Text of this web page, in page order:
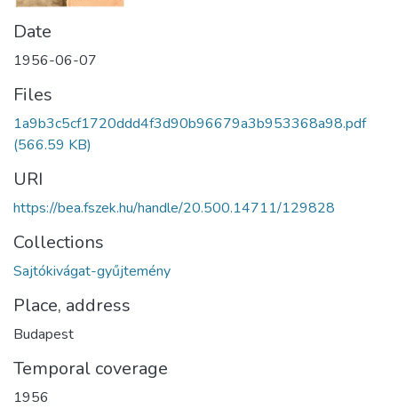
Date
1956-06-07
Files
1a9b3c5cf1720ddd4f3d90b96679a3b953368a98.pdf
(566.59 KB)
URI
https://bea.fszek.hu/handle/20.500.14711/129828
Collections
Sajtókivágat-gyűjtemény
Place, address
Budapest
Temporal coverage
1956